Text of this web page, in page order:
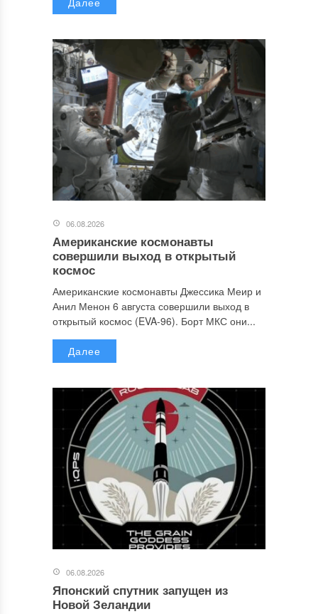
06.08.2026
Американские космонавты
совершили выход в открытый
космос
Американские космонавты Джессика Меир и
Анил Менон 6 августа совершили выход в
открытый космос (EVA-96). Борт МКС они...
Далее
06.08.2026
Японский спутник запущен из
Новой Зеландии